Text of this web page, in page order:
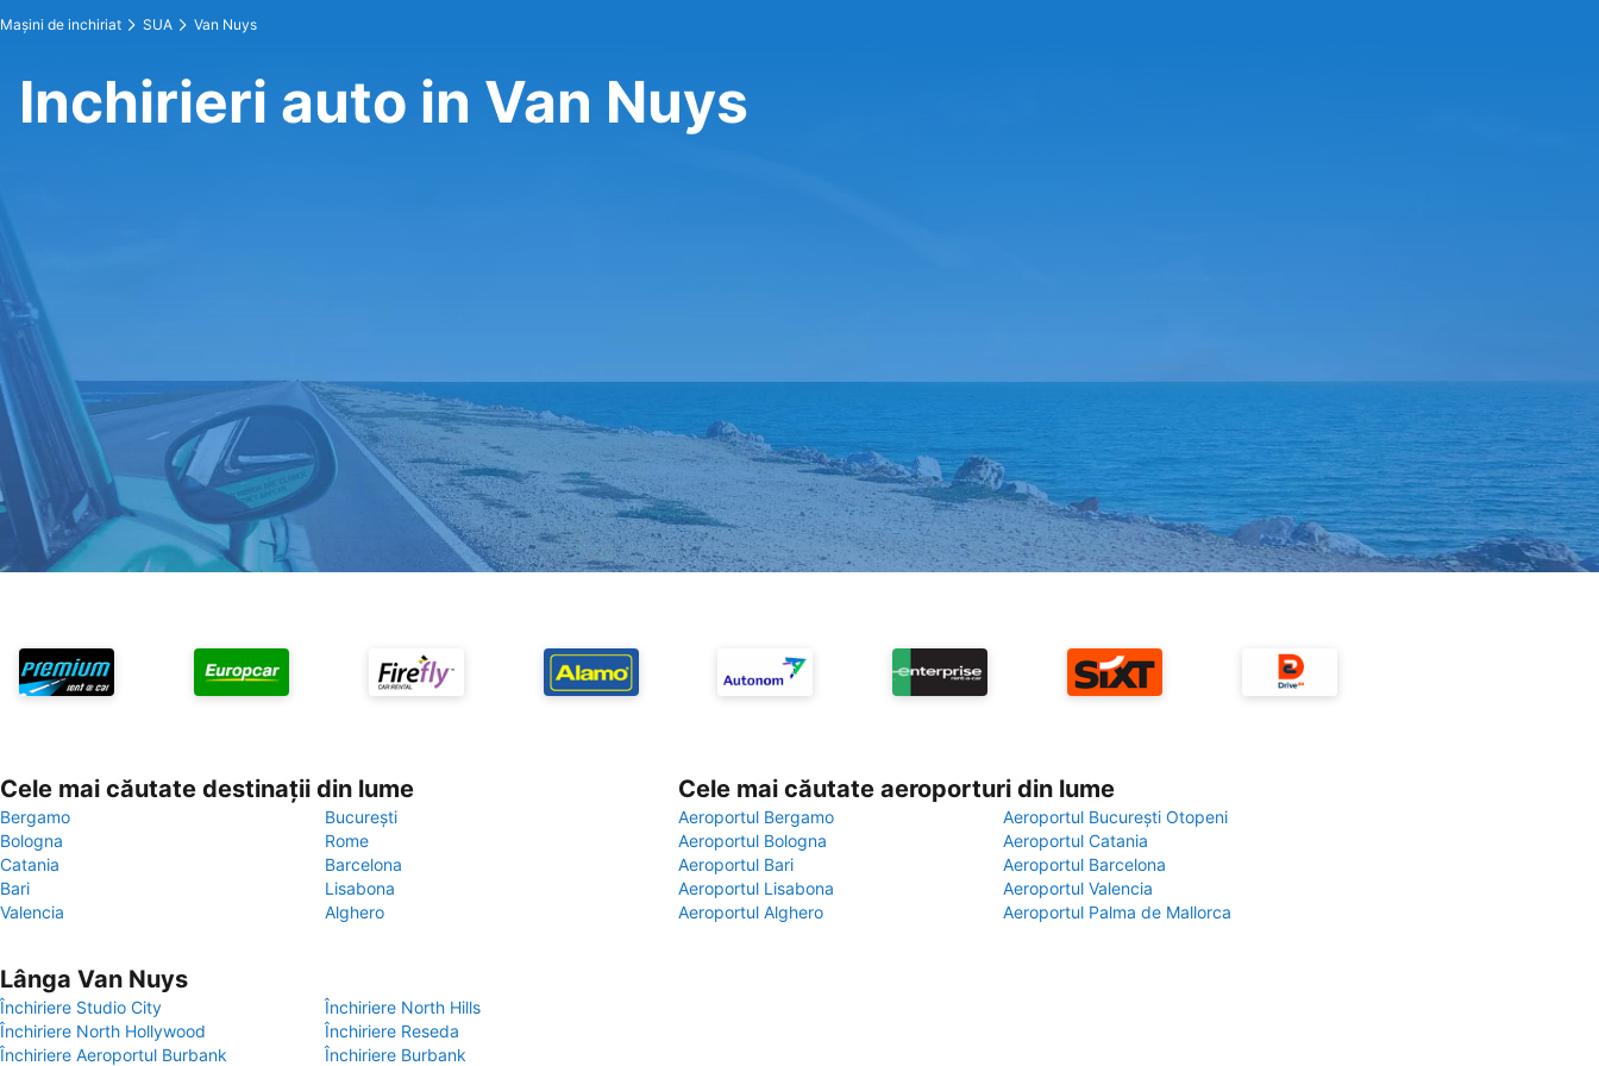
Maşini de inchiriat SUA Van Nuys
Inchirieri auto in Van Nuys
Cele mai căutate destinații din lume
Bergamo
București
Bologna
Rome
Catania
Barcelona
Bari
Lisabona
Valencia
Alghero
Cele mai căutate aeroporturi din lume
Aeroportul Bergamo
Aeroportul București Otopeni
Aeroportul Bologna
Aeroportul Catania
Aeroportul Bari
Aeroportul Barcelona
Aeroportul Lisabona
Aeroportul Valencia
Aeroportul Alghero
Aeroportul Palma de Mallorca
Lânga Van Nuys
Închiriere Studio City
Închiriere North Hills
Închiriere North Hollywood
Închiriere Reseda
Închiriere Aeroportul Burbank
Închiriere Burbank